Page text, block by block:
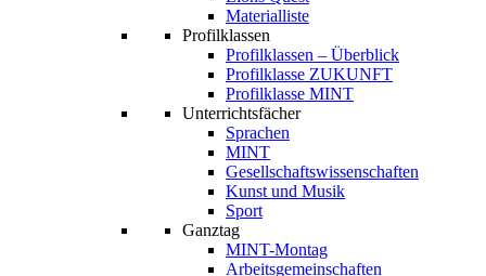
Materialliste
Profilklassen
Profilklassen – Überblick
Profilklasse ZUKUNFT
Profilklasse MINT
Unterrichtsfächer
Sprachen
MINT
Gesellschaftswissenschaften
Kunst und Musik
Sport
Ganztag
MINT-Montag
Arbeitsgemeinschaften